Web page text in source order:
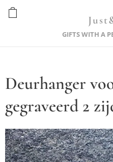
GIFTS WITH A
Deurhanger
gegraveerd 2